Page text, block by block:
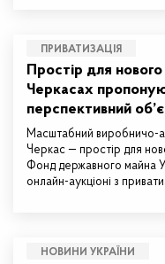
ПРИВАТИЗАЦІЯ
Простір для
Черкасах
перспективний
Масштабний виробничо-
Черкас — простір для
Фонд державного майна
онлайн-аукціоні з
НОВИНИ УКРАЇНИ